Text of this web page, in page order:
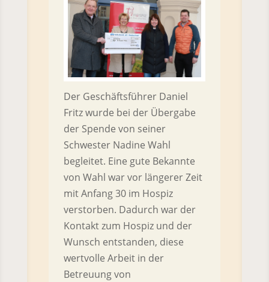
Der Geschäftsführer Daniel
Fritz wurde bei der Übergabe
der Spende von seiner
Schwester Nadine Wahl
begleitet. Eine gute Bekannte
von Wahl war vor längerer Zeit
mit Anfang 30 im Hospiz
verstorben. Dadurch war der
Kontakt zum Hospiz und der
Wunsch entstanden, diese
wertvolle Arbeit in der
Betreuung von